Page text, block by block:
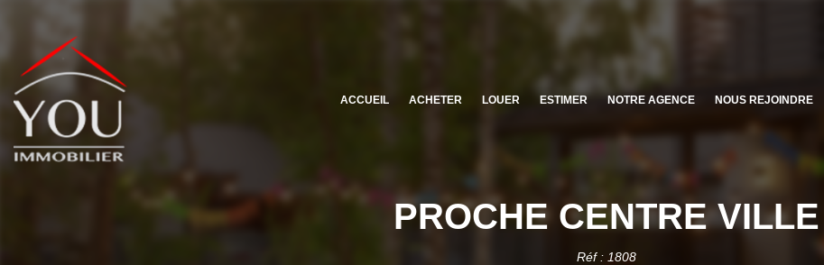
ACCUEIL ACHETER LOUER ESTIMER NOTRE AGENCE NOUS REJOINDRE
PROCHE CENTRE VILLE
Réf : 1808